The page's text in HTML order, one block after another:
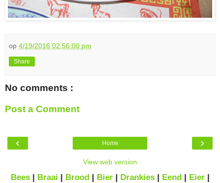
op 4/19/2016 02:56:00 pm
Share
No comments :
Post a Comment
‹ ›
Home
View web version
Bees| Braai | Brood| Bier| Drankies| Eend| Eier|